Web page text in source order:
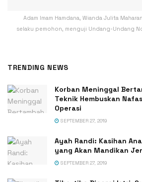
Adam Imam Hamdana, Wianda Julita
selaku pemohon, menguji Undang-Undang
TRENDING NEWS
Korban Meninggal
Teknik Hembuskan
Operasi
SEPTEMBER 27, 2019
Ayah Randi: Kasihan
yang Akan Mandikan
SEPTEMBER 27, 2019